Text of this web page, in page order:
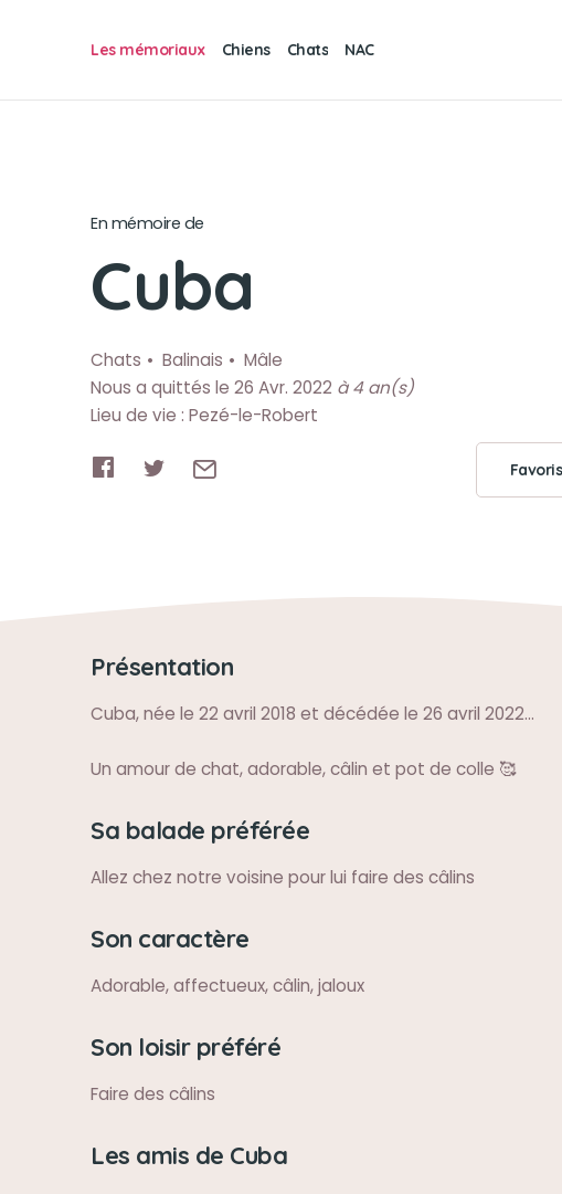
Les mémoriaux Chiens Chats NAC
En mémoire de
Cuba
Chats Balinais
Mâle
Nous a quittés le 26 Avr. 2022 à 4 an(s)
Lieu de vie : Pezé-le-Robert
Favoris
Présentation
Cuba, née le 22 avril 2018 et décédée le 26 avril 2022…
Un amour de chat, adorable, câlin et pot de colle 🥰
Sa balade préférée
Allez chez notre voisine pour lui faire des câlins
Son caractère
Adorable, affectueux, câlin, jaloux
Son loisir préféré
Faire des câlins
Les amis de Cuba